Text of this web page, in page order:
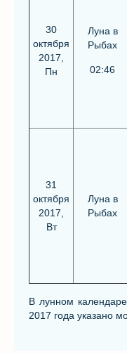
30
октября
2017,
Пн
Луна в
Рыбах
02:46
31
октября
2017,
Вт
Луна в
Рыбах
В лунном
2017 года указано